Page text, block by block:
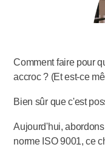
Comment faire pour
accroc ? (Et est-ce
Bien sûr que c'est
Aujourd'hui,
norme ISO 9001, ce